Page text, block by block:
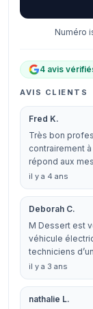
Numéro
4 avis
AVIS CLIENTS
Fred K.
Très bon
contrairement
répond aux
il y a 4 ans
Deborah C.
M Dessert est
véhicule
techniciens
il y a 3 ans
nathalie L.